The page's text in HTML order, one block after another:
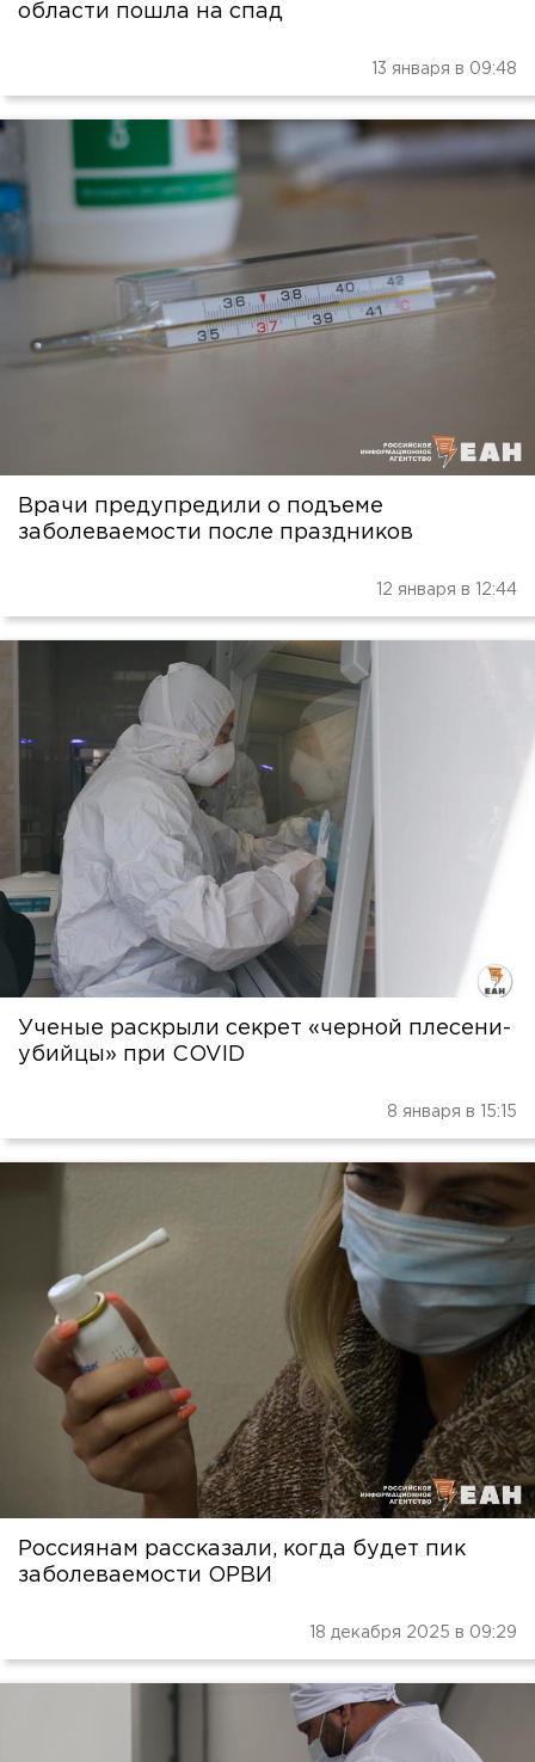
области пошла на спад
13 января в 09:48
Врачи предупредили о подъеме
заболеваемости после праздников
12 января в 12:44
Ученые раскрыли секрет «черной плесени-
убийцы» при COVID
8 января в 15:15
Россиянам рассказали, когда будет пик
заболеваемости ОРВИ
18 декабря 2025 в 09:29